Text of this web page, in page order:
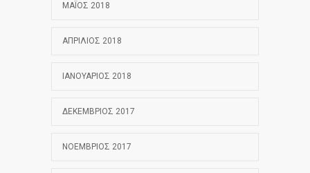
ΜΆΙΟΣ 2018
ΑΠΡΊΛΙΟΣ 2018
ΙΑΝΟΥΆΡΙΟΣ 2018
ΔΕΚΈΜΒΡΙΟΣ 2017
ΝΟΈΜΒΡΙΟΣ 2017